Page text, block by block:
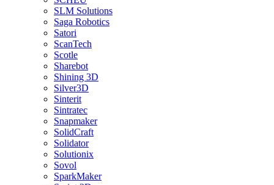
SLM Solutions
Saga Robotics
Satori
ScanTech
Scotle
Sharebot
Shining 3D
Silver3D
Sinterit
Sintratec
Snapmaker
SolidCraft
Solidator
Solutionix
Sovol
SparkMaker